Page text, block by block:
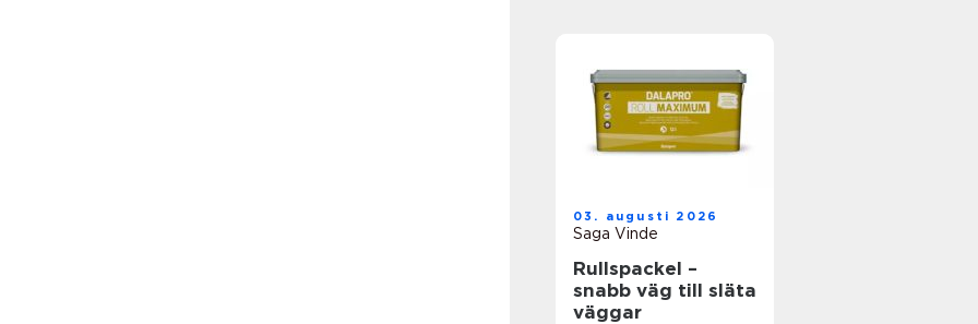
03. augusti 2026
Saga Vinde
Rullspackel –
snabb väg till släta
väggar